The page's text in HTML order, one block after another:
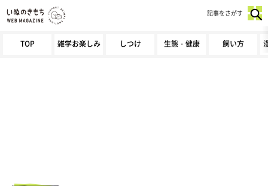
TOP 雑学お楽しみ しつけ 生態・健康 飼い方
記事をさがす